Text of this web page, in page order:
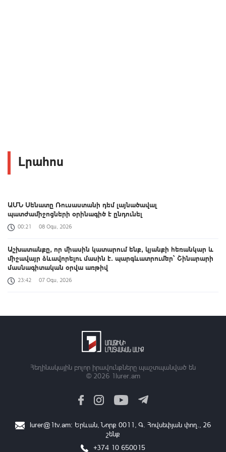
Լրահոս
ԱՄՆ Սենատը Ռուսաստանի դեմ լայնածավալ
պատժամիջոցների օրինագիծ է ընդունել
00:21 08 Օգս, 2026
Աշխատանքը, որ միասին կատարում ենք, կյանքի հեռանկար և
միջավայր ձևավորելու մասին է․ պարգևատրումեր՝ Շինարարի
մասնագիտական օրվա առթիվ
23:42 07 Օգս, 2026
Հուլիսին Հայաստան է այցելել 198,709 զբոսաշրջիկ
ՀՀ պատմության մեջ իսկապես եղել են ամոթալի օրեր. ԱԺ
նախագահի տեղակալն արձագանքեց ընդդիմությանը
Հեղինակային բոլոր իրավունքները պաշտպանված են
© 2026 1lurer.am
lurer@1tv.am։ Երևան, Նորք 0011, Գ․ Հովսեփյան փող., 26
շենք
+374 10 650015